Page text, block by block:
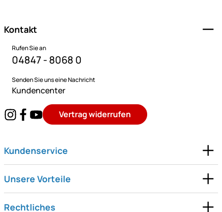
Kontakt
Rufen Sie an
04847 - 8068 0
Senden Sie uns eine Nachricht
Kundencenter
Vertrag widerrufen
Kundenservice
Unsere Vorteile
Rechtliches